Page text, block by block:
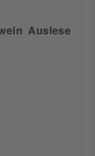
Auslese